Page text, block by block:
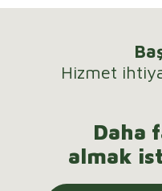
Hizmet
Daha
almak